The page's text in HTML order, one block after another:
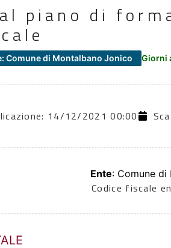
piano di
Comune di Montalbano Jonico Giorni
14/12/2021 00:00
Ente: Comune
Codice fiscale